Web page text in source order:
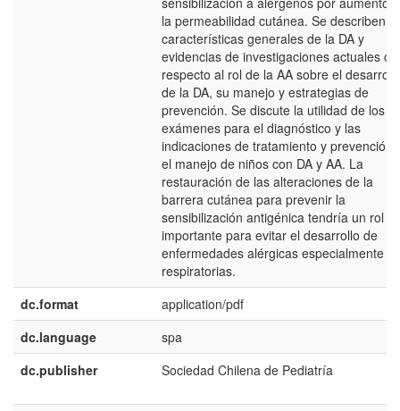
la permeabilidad cutánea. Se describen
características generales de la DA y
evidencias de investigaciones actuales
respecto al rol de la AA sobre el
de la DA, su manejo y estrategias de
prevención. Se discute la utilidad de los
exámenes para el diagnóstico y las
indicaciones de tratamiento y prevención
el manejo de niños con DA y AA. La
restauración de las alteraciones de la
barrera cutánea para prevenir la
sensibilización antigénica tendría un rol
importante para evitar el desarrollo de
enfermedades alérgicas especialmente
respiratorias.
dc.format
application/pdf
dc.language
spa
dc.publisher
Sociedad Chilena de Pediatría